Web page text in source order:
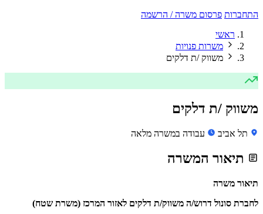
התחברות פרסום משרה / הרשמה
ראשי
משרות פנויות
משווק /ת דלקים
משווק /ת דלקים
תל אביב עבודה במשרה מלאה
תיאור המשרה
תיאור משרה
לחברת סונול דרוש/ה משווק/ת דלקים לאזור המרכז (משרת שטח)